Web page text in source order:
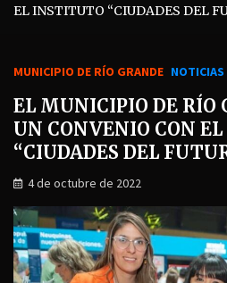
EL INSTITUTO “CIUDADES DEL
MUNICIPIO DE RÍO GRANDE NOTICIAS
EL MUNICIPIO DE RÍO
UN CONVENIO CON
“CIUDADES DEL
4 de octubre de 2022